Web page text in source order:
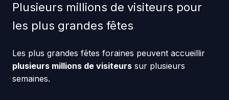
Plusieurs millions de visiteurs pour
les plus grandes fêtes
Les plus grandes fêtes foraines peuvent accueillir
plusieurs millions de visiteurssur plusieurs
semaines.